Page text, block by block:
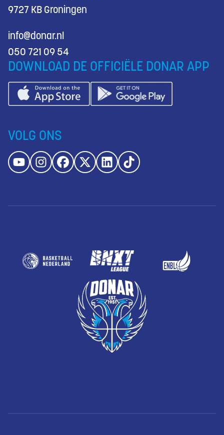
9727 KB Groningen
info@donar.nl
050 721 09 54
DOWNLOAD DE OFFICIËLE DONAR APP
VOLG ONS